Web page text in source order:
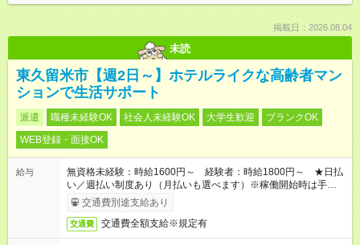
掲載日：2026.08.04
未読
東久留米市【週2日～】ホテルライクな高齢者マン
ションで生活サポート
派遣 職種未経験OK 社会人未経験OK 大学生歓迎
ブランクOK
WEB登録・面接OK
給与
無資格未経験：時給1600円～ 経験者：時給1800円～ ★日払
い／週払い制度あり（月払いも選べます）※稼働開始時は手続き
完了次第のお支払いとなります。
交通費別途支給あり
交通費 交通費全額支給※規定有